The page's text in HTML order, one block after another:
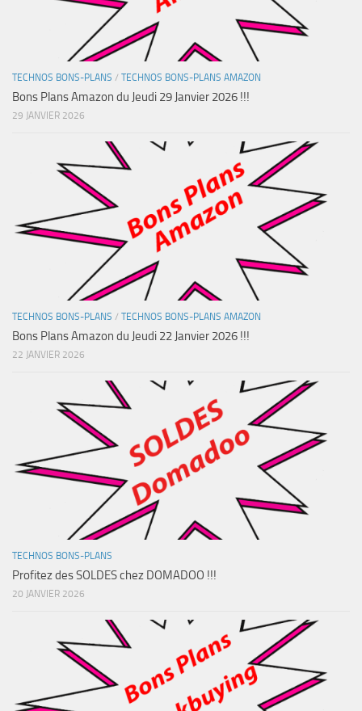
TECHNOS BONS-PLANS / TECHNOS BONS-PLANS AMAZON
Bons Plans Amazon du Jeudi 29 Janvier 2026 !!!
29 JANVIER 2026
TECHNOS BONS-PLANS / TECHNOS BONS-PLANS AMAZON
Bons Plans Amazon du Jeudi 22 Janvier 2026 !!!
22 JANVIER 2026
TECHNOS BONS-PLANS
Profitez des SOLDES chez DOMADOO !!!
20 JANVIER 2026